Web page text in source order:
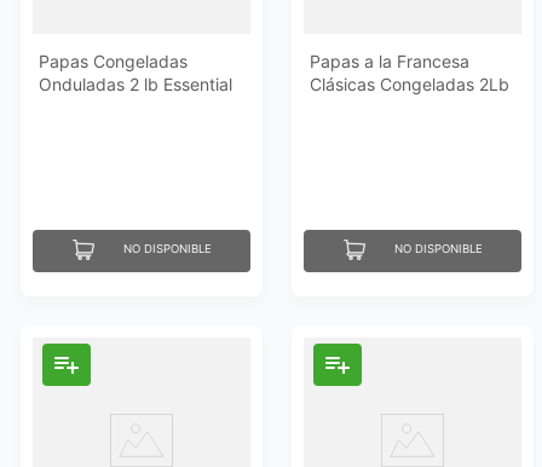
Papas Congeladas
Onduladas 2 lb Essential
NO DISPONIBLE
Papas a la Francesa
Clásicas Congeladas 2Lb
NO DISPONIBLE